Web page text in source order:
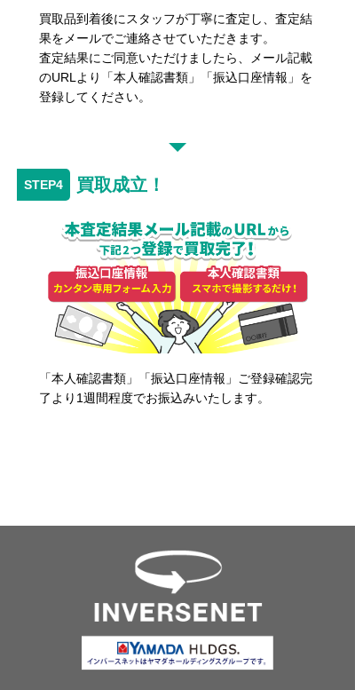
買取品到着後にスタッフが丁寧に査定し、査定結
果をメールでご連絡させていただきます。
査定結果にご同意いただけましたら、メール記載
のURLより「本人確認書類」「振込口座情報」を
登録してください。
買取成立！
「本人確認書類」「振込口座情報」ご登録確認完
了より1週間程度でお振込みいたします。